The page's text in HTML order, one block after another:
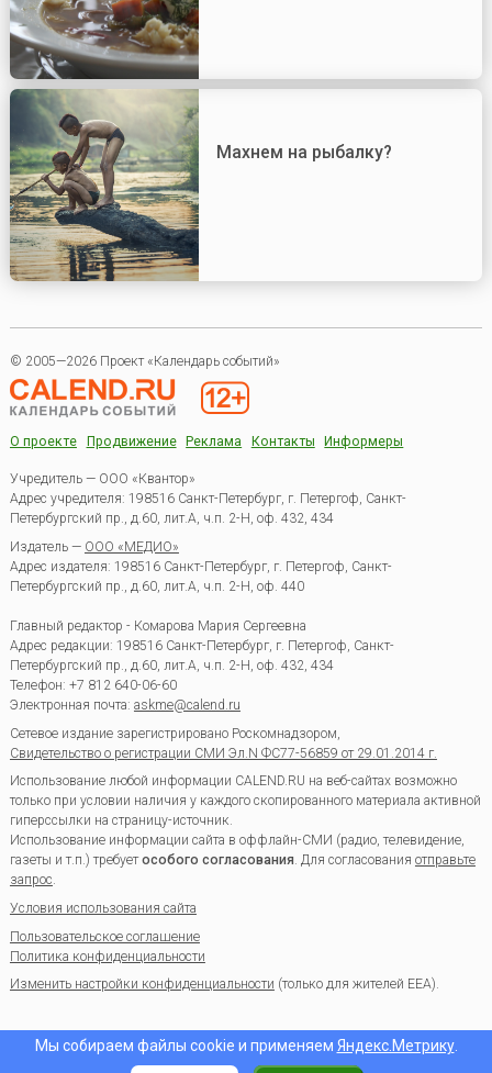
Махнем на рыбалку?
© 2005—2026 Проект «Календарь событий»
О проекте Продвижение Реклама Контакты Информеры
Учредитель — ООО «Квантор»
Адрес учредителя: 198516 Санкт-Петербург, г. Петергоф, Санкт-
Петербургский пр., д.60, лит.А, ч.п. 2-Н, оф. 432, 434
Издатель — ООО «МЕДИО»
Адрес издателя: 198516 Санкт-Петербург, г. Петергоф, Санкт-
Петербургский пр., д.60, лит.А, ч.п. 2-Н, оф. 440
Главный редактор - Комарова Мария Сергеевна
Адрес редакции: 198516 Санкт-Петербург, г. Петергоф, Санкт-
Петербургский пр., д.60, лит.А, ч.п. 2-Н, оф. 432, 434
Телефон: +7 812 640-06-60
Электронная почта: askme@calend.ru
Сетевое издание зарегистрировано Роскомнадзором,
Свидетельство о регистрации СМИ Эл.N ФС77-56859 от 29.01.2014 г.
Использование любой информации CALEND.RU на веб-сайтах возможно
только при условии наличия у каждого скопированного материала активной
гиперссылки на страницу-источник.
Использование информации сайта в оффлайн-СМИ (радио, телевидение,
газеты и т.п.) требуетособого согласования. Для согласования отправьте
запрос.
Условия использования сайта
Пользовательское соглашение
Политика конфиденциальности
Изменить настройки конфиденциальности (только для жителей EEA).
Мы собираем файлы cookie и применяем Яндекс.Метрику.